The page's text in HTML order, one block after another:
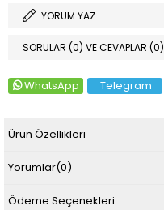
YORUM YAZ
SORULAR (0) VE CEVAPLAR (0)
WhatsApp Telegram
Ürün Özellikleri
Yorumlar(0)
Ödeme Seçenekleri